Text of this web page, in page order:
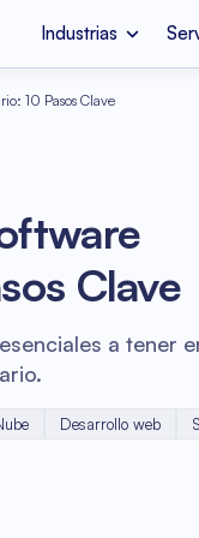
Industrias
Apple Vision Pro
Salud Mental
Optimización de Costos
Comercio electrónico
Empresa de
Refactorización
Auditoría de
10 Pasos Clave
Clave
a tener
Desarrollo web